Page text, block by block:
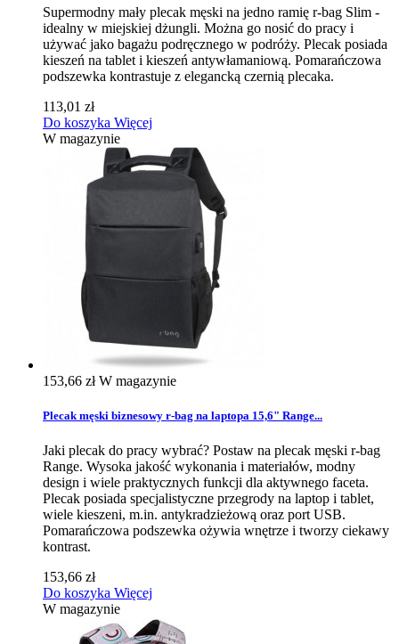
Supermodny mały plecak męski na jedno ramię r-bag Slim -
idealny w miejskiej dżungli. Można go nosić do pracy i
używać jako bagażu podręcznego w podróży. Plecak posiada
kieszeń na tablet i kieszeń antywłamaniową. Pomarańczowa
podszewka kontrastuje z elegancką czernią plecaka.
113,01 zł
Do koszyka Więcej
W magazynie
153,66 złW magazynie
Plecak męski biznesowy r-bag na laptopa 15,6" Range...
Jaki plecak do pracy wybrać? Postaw na plecak męski r-bag
Range. Wysoka jakość wykonania i materiałów, modny
design i wiele praktycznych funkcji dla aktywnego faceta.
Plecak posiada specjalistyczne przegrody na laptop i tablet,
wiele kieszeni, m.in. antykradzieżową oraz port USB.
Pomarańczowa podszewka ożywia wnętrze i tworzy ciekawy
kontrast.
153,66 zł
Do koszyka Więcej
W magazynie